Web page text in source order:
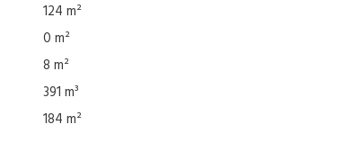
124 m²
0 m²
8 m²
391 m³
184 m²